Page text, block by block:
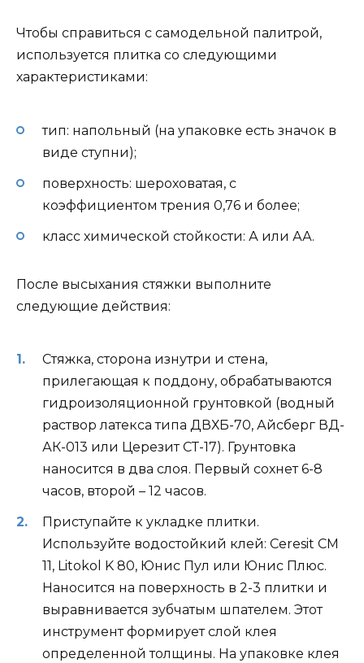
Чтобы справиться с самодельной палитрой,
используется плитка со следующими
характеристиками:
тип: напольный (на упаковке есть значок в
виде ступни);
поверхность: шероховатая, с
коэффициентом трения 0,76 и более;
класс химической стойкости: А или АА.
После высыхания стяжки выполните
следующие действия:
Стяжка, сторона изнутри и стена,
прилегающая к поддону, обрабатываются
гидроизоляционной грунтовкой (водный
раствор латекса типа ДВХБ-70, Айсберг ВД-
АК-013 или Церезит СТ-17). Грунтовка
наносится в два слоя. Первый сохнет 6-8
часов, второй – 12 часов.
Приступайте к укладке плитки.
Используйте водостойкий клей: Ceresit CM
11, Litokol K 80, Юнис Пул или Юнис Плюс.
Наносится на поверхность в 2-3 плитки и
выравнивается зубчатым шпателем. Этот
инструмент формирует слой клея
определенной толщины. На упаковке клея